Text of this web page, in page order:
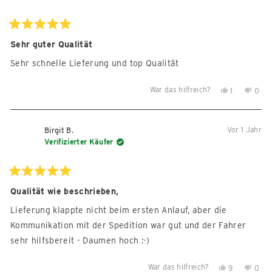
5
5
Sternen
Sehr guter Qualität
Sehr schnelle Lieferung und top Qualität
War das hilfreich?
Ja,
von
1
mit
Nein,
von
0
mit
Birgit B.
Verifizierter Käufer
Vor 1 Jahr
5
von
5
Sternen
bewertet
Qualität wie beschrieben,
Lieferung klappte nicht beim ersten Anlauf, aber die
Kommunikation mit der Spedition war gut und der Fahrer
sehr hilfsbereit - Daumen hoch :-)
War das hilfreich? Ja,
9 Nein,
0